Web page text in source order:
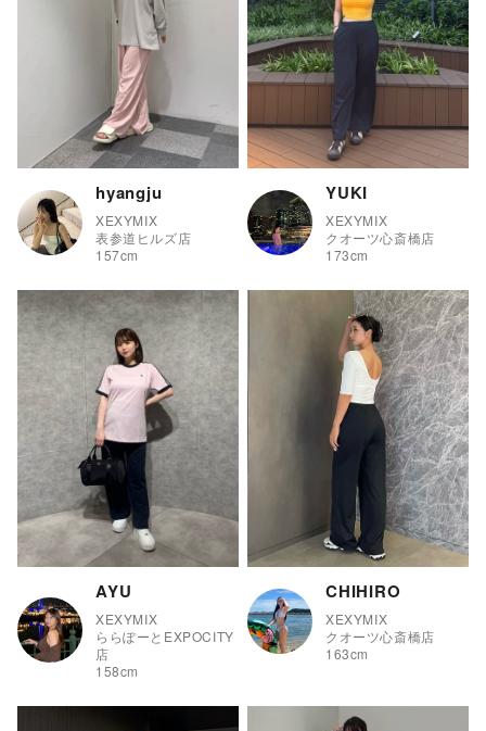
hyangju
XEXYMIX
表参道ヒルズ店
157cm
YUKI
XEXYMIX
クオーツ心斎橋店
173cm
AYU
XEXYMIX
ららぽーとEXPOCITY
店
158cm
CHIHIRO
XEXYMIX
クオーツ心斎橋店
163cm